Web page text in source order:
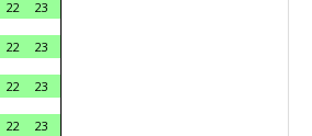
22
23
22
23
22
23
22
23